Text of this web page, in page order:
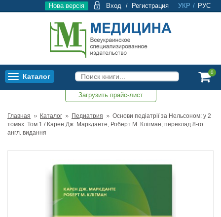
УКР / РУС
Вход / Регистрация
Нова версія
Toggle
Каталог
0
Загрузить прайс-лист
Главная Каталог Педиатрия
Основи педіатрії за Нельсоном: у 2
томах. Том 1 / Карен Дж. Маркданте, Роберт М. Клігман; переклад 8-го
англ. видання